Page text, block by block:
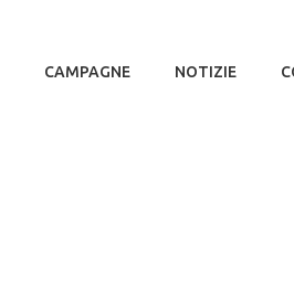
CAMPAGNE NOTIZIE